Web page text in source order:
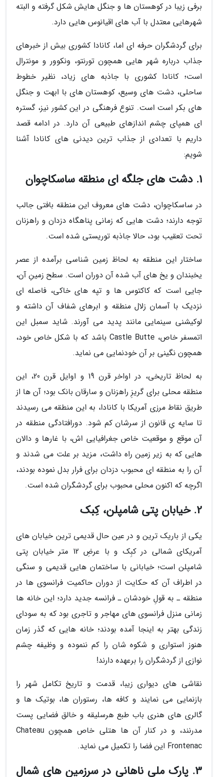
برفی زیبا در کوهستان ها و جنگل هایش شکل گرفته و البته
شهرهایی معتدل با آب های اقیانوس هایی دارد.
برای گردشگران حرفه ای اما، کانادا کشوری بیش از خبرهای
جذاب درباره شهر هایی همچون تورنتو، ونکوور و مونترال
است؛ کانادا کشوری با جاذبه های زیاد، نظیر خطوط
ساحلی، دشت های وسیع، کوهستان های با ابهت و جنگل
های بکر است است. تنوع فرهنگی در این کشور نیز، گستره
ای همپای چشم اندازهای طبیعی آن دارد. در ادامه قصد
داریم با تعدادی از جذاب ترین دیدنی های کانادا آشنا
شویم:
1. دشت های جلگه ای منطقه ساسکاچوان
در ساسکاچوان، دشت های معروف این منطقه بافتی جالب
توجه دارند؛ دشت هایی که زمانی پناهگاه دزدان و راهزنان
تحت تعقیب بود، حالا جاذبه توریستی شده است.
ساختار این منطقه به لحاظ زمین شناسی برآمده از عصر
یخبندان و یخ های آب شده آن دوران است. سطح زمینِ آن،
جایی است که کاکتوس ها و تپه های خاکی، فاصله ای
نزدیک با آسمان زلال منطقه و ابرهای شفاف آن داشته و
لوکیشنی سینمایی مانند پدید می آورند. شاید سمبل این
اتمسفر خاص، Castle Butte باشد که با شکل خاص خود،
همچون نگینی بر آن خودنمایی می نماید.
به لحاظ تاریخی، در اواخر قرن 19 و اوایل قرن 20، این
منطقه محلی برای گریزِ راهزنان و سارقان بانک بود؛ آن ها از
طریق نقاط مرزی آمریکا با کانادا، به این منطقه می رسیدند
تا سایه یِ قانون از سرشان کم شود. دورافتادگی منطقه در
آن موقع و موقعیت خاص جغرافیایی اش، با غارها و دالان
هایی که به زیر زمین راه داشت، مزید بر علت می شدند و
آن را به منطقه ای محبوب دزدان برای فرار بدل نموده بودند،
اگرچه که اکنون محلی محبوب برای گردشگران شده است.
2. خیابان پتی شامپلن، کِبک
یکی از باریک ترین و در عین حال قدیمی ترین خیابان های
آمریکای شمالی در کبِک و با عرضِ 12 متر خیابان پتی
شامپلن است؛ خیابانی با ساختمان هایی قدیمی و سنگی
در اطراف آن که حکایت از دوران حاکمیت فرانسوی ها در
منطقه ـ به قولِ خودشان ـ فرانسه جدید دارد؛ این خانه ها
زمانی منزل فرانسوی های مهاجر و تاجری بود که به سودای
زندگی بهتر به اینجا آمده بودند؛ خانه هایی که گذر زمان
هنوز استواری و شکوه شان را کم ننموده و وظیفه چشم
نوازی از گردشگران را برعهده دارند!
نقاشی های دیواری زیبا، قدمت و تاریخ تکامل شهر را
بازنمایی می نمایند و کافه ها، رستوران ها، بوتیک ها و
گالری های هنری باب طبع هرسلیقه و خالق فضایی پست
مدرنند، و در کنار آن ها هتلی خاص همچون Chateau
Frontenac این فضا را تکمیل می نماید.
3. پارک ملی ناهانی در سرزمین های شمال